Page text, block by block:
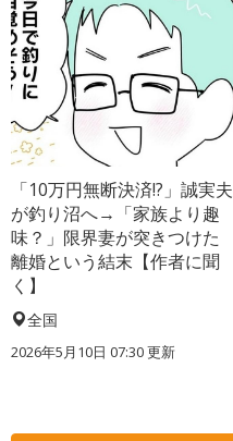
「10万円無断決済!?」誠実夫
が釣り沼へ→「家族より趣
味？」限界妻が突きつけた
離婚という結末【作者に聞
く】
全国
2026年5月10日 07:30 更新